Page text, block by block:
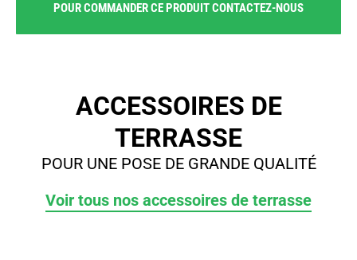
POUR COMMANDER CE PRODUIT CONTACTEZ-NOUS
ACCESSOIRES DE
TERRASSE
POUR UNE POSE DE GRANDE QUALITÉ
Voir tous nos accessoires de terrasse